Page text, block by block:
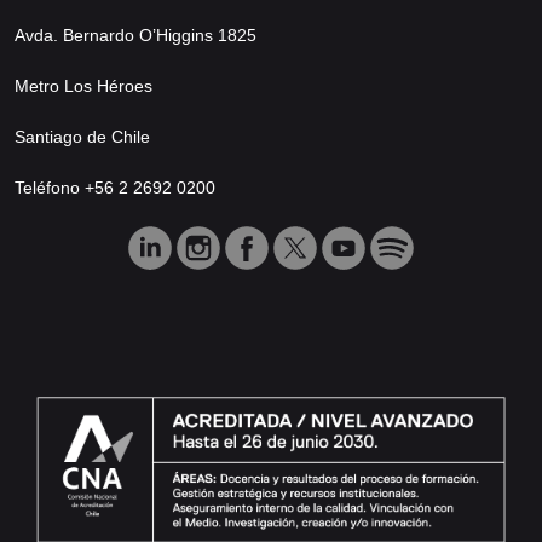
Avda. Bernardo O’Higgins 1825
Metro Los Héroes
Santiago de Chile
Teléfono +56 2 2692 0200